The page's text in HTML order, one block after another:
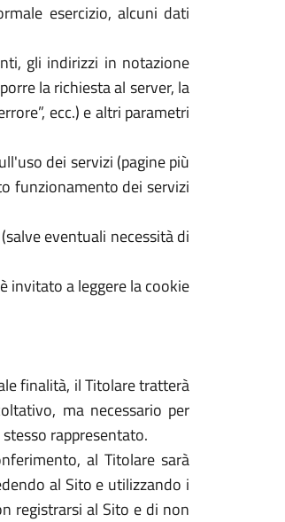
esercizio, alcuni dati
gli indirizzi in notazione
la richiesta al server, la
ecc.) e altri parametri
dei servizi (pagine più
funzionamento dei servizi
eventuali necessità di
invitato a leggere la cookie
finalità, il Titolare tratterà
ma necessario per
rappresentato.
al Titolare sarà
al Sito e utilizzando i
registrarsi al Sito e di non